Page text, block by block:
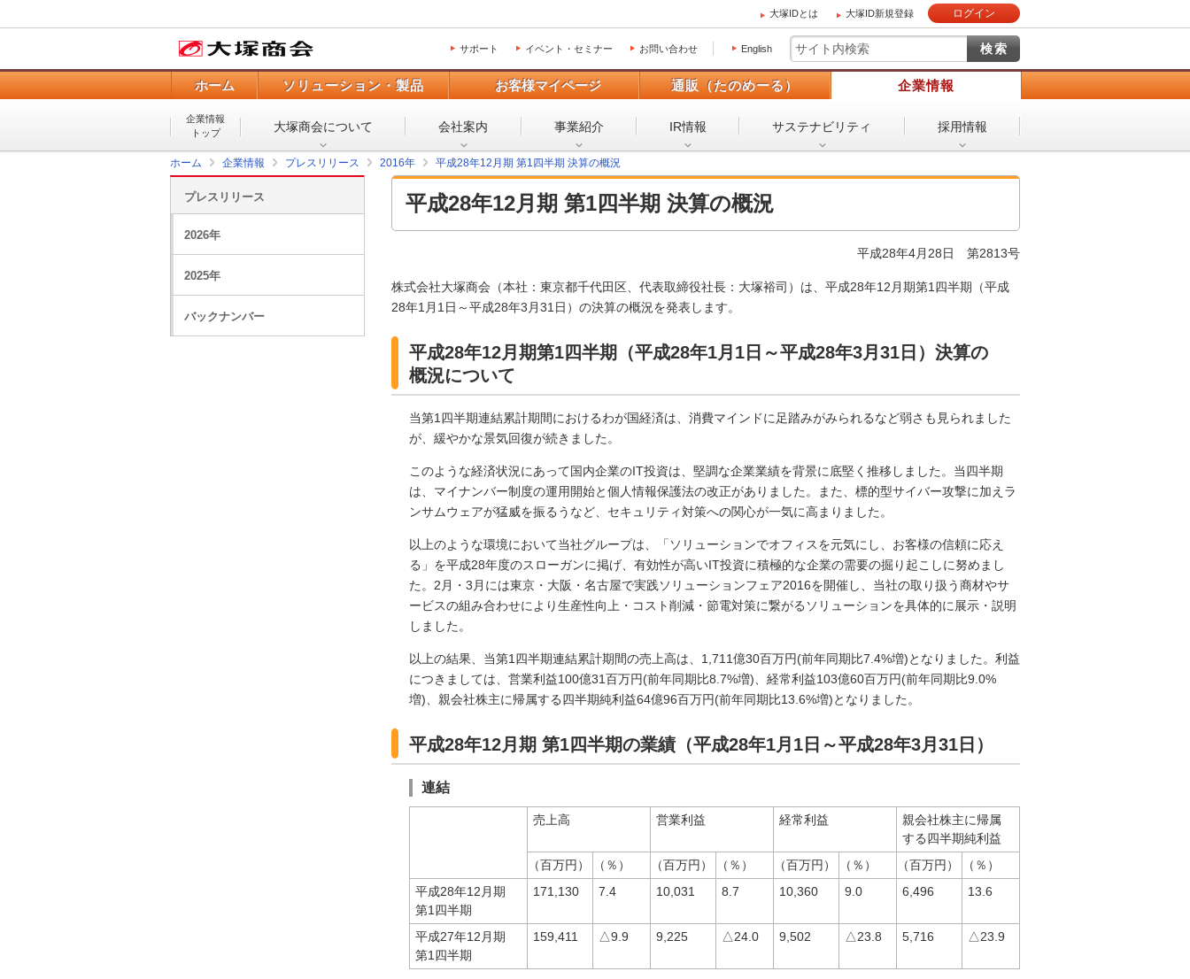
大塚IDとは 大塚ID新規登録 ログイン
サポート イベント・セミナー お問い合わせ English
ホーム ソリューション・製品 お客様マイページ 通販（たのめーる） 企業情報
企業情報
トップ
大塚商会について 会社案内 事業紹介 IR情報 サステナビリティ 採用情報
ホーム 企業情報 プレスリリース 2016年 平成28年12月期 第1四半期 決算の概況
平成28年12月期 第1四半期 決算の概況
平成28年4月28日 第2813号
株式会社大塚商会（本社：東京都千代田区、代表取締役社長：大塚裕司）は、平成28年12月期第1四半期（平成
28年1月1日～平成28年3月31日）の決算の概況を発表します。
平成28年12月期第1四半期（平成28年1月1日～平成28年3月31日）決算の
概況について
当第1四半期連結累計期間におけるわが国経済は、消費マインドに足踏みがみられるなど弱さも見られました
が、緩やかな景気回復が続きました。
このような経済状況にあって国内企業のIT投資は、堅調な企業業績を背景に底堅く推移しました。当四半期
は、マイナンバー制度の運用開始と個人情報保護法の改正がありました。また、標的型サイバー攻撃に加えラ
ンサムウェアが猛威を振るうなど、セキュリティ対策への関心が一気に高まりました。
以上のような環境において当社グループは、「ソリューションでオフィスを元気にし、お客様の信頼に応え
る」を平成28年度のスローガンに掲げ、有効性が高いIT投資に積極的な企業の需要の掘り起こしに努めまし
た。2月・3月には東京・大阪・名古屋で実践ソリューションフェア2016を開催し、当社の取り扱う商材やサ
ービスの組み合わせにより生産性向上・コスト削減・節電対策に繋がるソリューションを具体的に展示・説明
しました。
以上の結果、当第1四半期連結累計期間の売上高は、1,711億30百万円(前年同期比7.4%増)となりました。利益
につきましては、営業利益100億31百万円(前年同期比8.7%増)、経常利益103億60百万円(前年同期比9.0%
増)、親会社株主に帰属する四半期純利益64億96百万円(前年同期比13.6%増)となりました。
平成28年12月期 第1四半期の業績（平成28年1月1日～平成28年3月31日）
連結
売上高 営業利益 経常利益
親会社株主に帰属
する四半期純利益
（百万円）
（％） （百万円） （％） （百万円） （％） （百万円）
（％）
平成28年12月期
第1四半期
171,130 7.4 10,031 8.7 10,360 9.0 6,496 13.6
平成27年12月期
第1四半期
159,411 △9.9 9,225 △24.0 9,502 △23.8 5,716 △23.9
プレスリリース
2026年
2025年
バックナンバー